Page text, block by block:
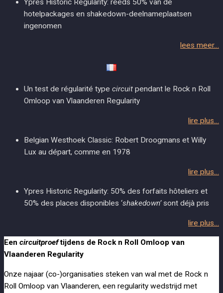
hotelpackages en shakedown-deelnameplaatsen
ingenomen
lees meer…
Un test de régularité type circuit pendant le Rock n Roll
Omloop van Vlaanderen Regularity
lire plus…
Belgian Westhoek Classic: Robert Droogmans et Willy
Lux au départ, comme en 1978
lire plus…
Ypres Historic Regularity: 50% des forfaits hôteliers et
50% des places disponibles ‘shakedown’sont déjà pris
lire plus…
Een circuitproeftijdens de Rock n Roll Omloop van
Vlaanderen Regularity
Onze najaar (co-)organisaties steken van wal met de Rock n
Roll Omloop van Vlaanderen, een regularity wedstrijd met